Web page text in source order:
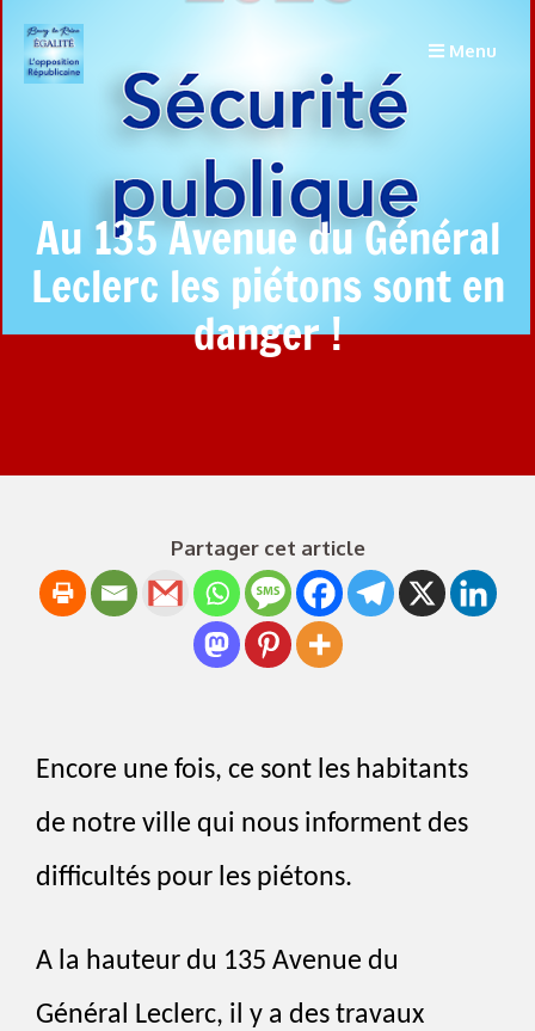
Menu
Au 135 Avenue du Général
Leclerc les piétons sont en
danger !
Partager cet article
Encore une fois, ce sont les habitants
de notre ville qui nous informent des
difficultés pour les piétons.
A la hauteur du 135 Avenue du
Général Leclerc, il y a des travaux